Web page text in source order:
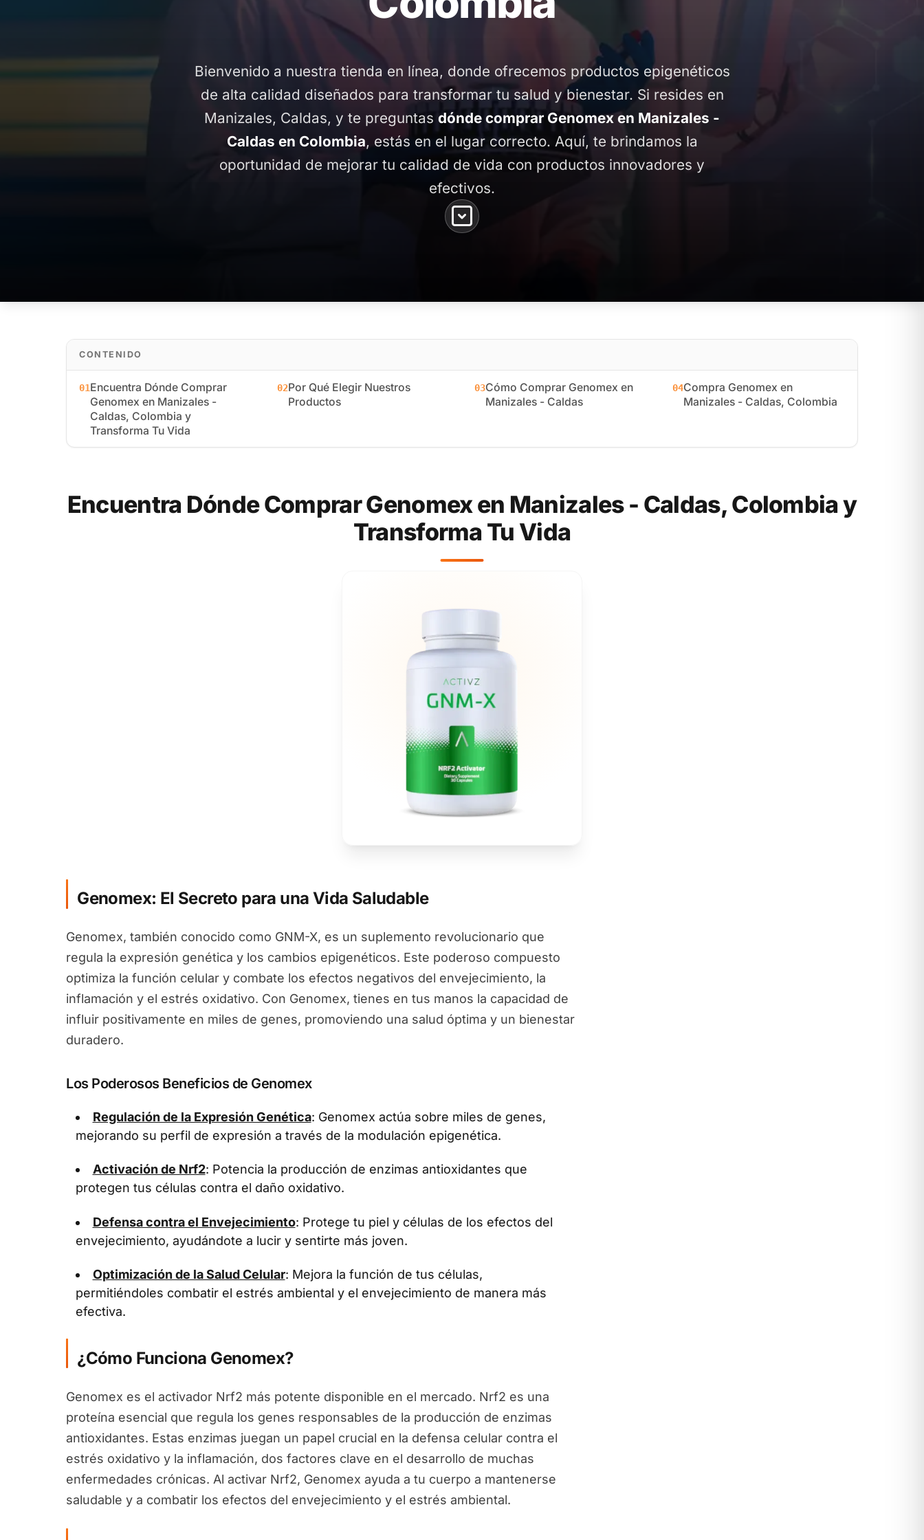
Bienvenido a nuestra tienda en línea, donde ofrecemos productos epigenéticos
de alta calidad diseñados para transformar tu salud y bienestar. Si resides en
Manizales, Caldas, y te preguntas dónde comprar Genomex en Manizales -
Caldas en Colombia, estás en el lugar correcto. Aquí, te brindamos la
oportunidad de mejorar tu calidad de vida con productos innovadores y
efectivos.
CONTENIDO
01Encuentra Dónde Comprar
Genomex en Manizales -
Caldas, Colombia y
Transforma Tu Vida
02Por Qué Elegir Nuestros
Productos
03Cómo Comprar Genomex en
Manizales - Caldas
04Compra Genomex en
Manizales - Caldas, Colombia
Encuentra Dónde Comprar Genomex en Manizales - Caldas, Colombia y
Transforma Tu Vida
Genomex: El Secreto para una Vida Saludable
Genomex, también conocido como GNM-X, es un suplemento revolucionario que
regula la expresión genética y los cambios epigenéticos. Este poderoso compuesto
optimiza la función celular y combate los efectos negativos del envejecimiento, la
inflamación y el estrés oxidativo. Con Genomex, tienes en tus manos la capacidad de
influir positivamente en miles de genes, promoviendo una salud óptima y un bienestar
duradero.
Los Poderosos Beneficios de Genomex
Regulación de la Expresión Genética: Genomex actúa sobre miles de genes,
mejorando su perfil de expresión a través de la modulación epigenética.
Activación de Nrf2: Potencia la producción de enzimas antioxidantes que
protegen tus células contra el daño oxidativo.
Defensa contra el Envejecimiento: Protege tu piel y células de los efectos del
envejecimiento, ayudándote a lucir y sentirte más joven.
Optimización de la Salud Celular: Mejora la función de tus células,
permitiéndoles combatir el estrés ambiental y el envejecimiento de manera más
efectiva.
¿Cómo Funciona Genomex?
Genomex es el activador Nrf2 más potente disponible en el mercado. Nrf2 es una
proteína esencial que regula los genes responsables de la producción de enzimas
antioxidantes. Estas enzimas juegan un papel crucial en la defensa celular contra el
estrés oxidativo y la inflamación, dos factores clave en el desarrollo de muchas
enfermedades crónicas. Al activar Nrf2, Genomex ayuda a tu cuerpo a mantenerse
saludable y a combatir los efectos del envejecimiento y el estrés ambiental.